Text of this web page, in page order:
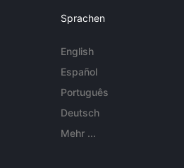
Sprachen
English
Español
Português
Deutsch
Mehr ...